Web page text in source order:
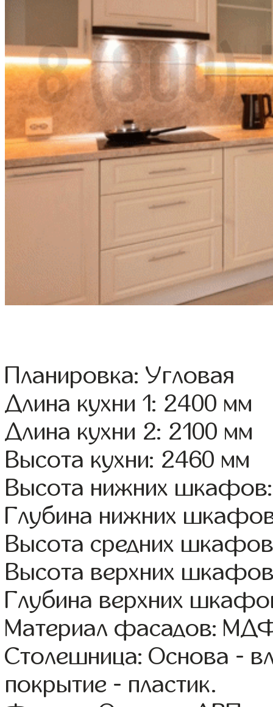
Планировка: Угловая
Длина кухни 1: 2400 мм
Длина кухни 2: 2100 мм
Высота кухни: 2460 мм
Высота нижних
Глубина нижних
Высота средних
Высота верхних
Глубина верхних
Материал фасадов:
Столешница: Основа -
покрытие - пластик.